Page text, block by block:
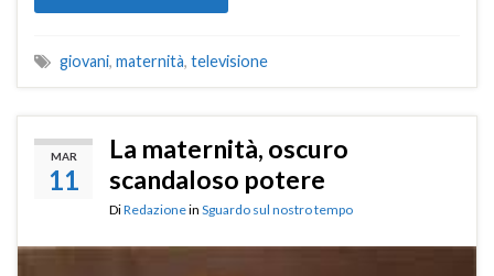
giovani, maternità, televisione
MAR
11
La maternità, oscuro
scandaloso potere
DiRedazionein Sguardo sul nostro tempo